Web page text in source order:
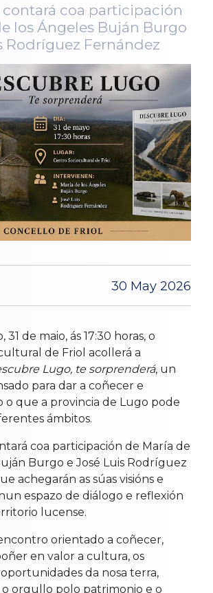
coa participación
los Ángeles Buján Burgo
Rodríguez Fernández
30 May 2026
31 de maio, ás 17:30 horas, o
de Friol acollerá a
Lugo, te sorprenderá, un
para dar a coñecer e
o que a provincia de Lugo pode
ámbitos.
coa participación de María de
Burgo e José Luis Rodríguez
achegarán as súas visións e
espazo de diálogo e reflexión
lucense.
orientado a coñecer,
en valor a cultura, os
oportunidades da nosa terra,
orgullo polo patrimonio e o